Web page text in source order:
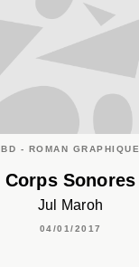
BD - ROMAN GRAPHIQUE
Corps Sonores
Jul Maroh
04/01/2017